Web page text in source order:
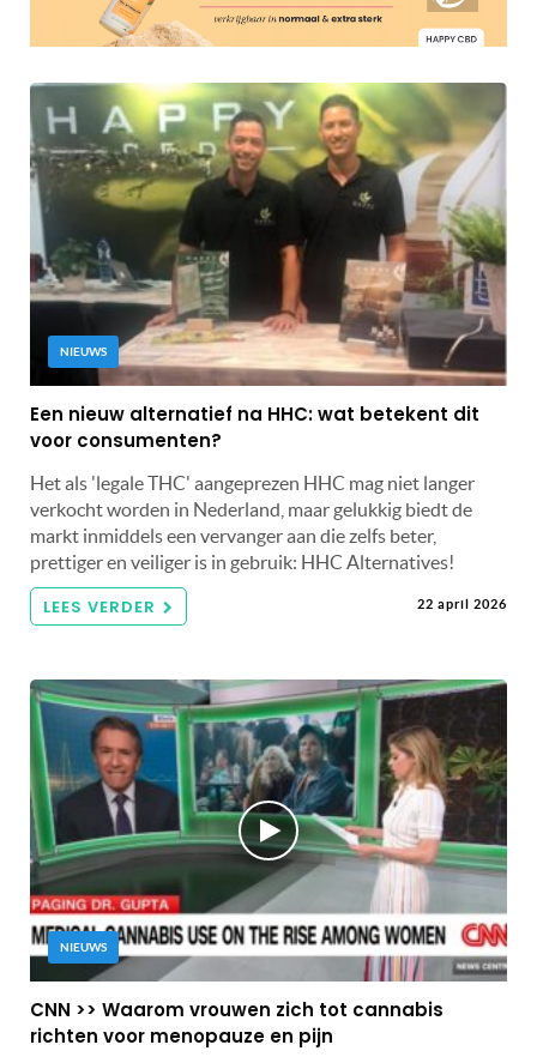
NIEUWS
Een nieuw alternatief na HHC: wat betekent dit
voor consumenten?
Het als 'legale THC' aangeprezen HHC mag niet langer
verkocht worden in Nederland, maar gelukkig biedt de
markt inmiddels een vervanger aan die zelfs beter,
prettiger en veiliger is in gebruik: HHC Alternatives!
LEES VERDER 22 april 2026
NIEUWS
CNN >> Waarom vrouwen zich tot cannabis
richten voor menopauze en pijn